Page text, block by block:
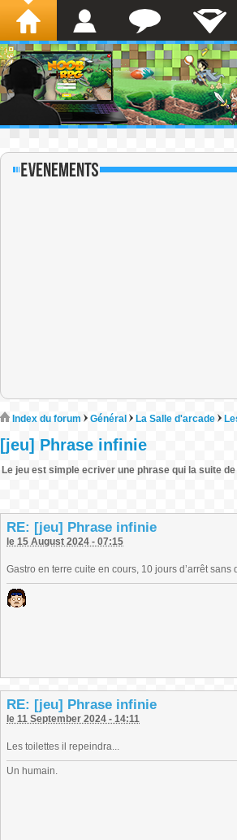
Index du forum Général La Salle d'arcade
[jeu] Phrase infinie
Le jeu est simple ecriver une phrase qui la suite de
RE: [jeu] Phrase infinie
le 15 August 2024 - 07:15
Gastro en terre cuite en cours, 10 jours d’arrêt
RE: [jeu] Phrase infinie
le 11 September 2024 - 14:11
Les toilettes il repeindra...
Un humain.